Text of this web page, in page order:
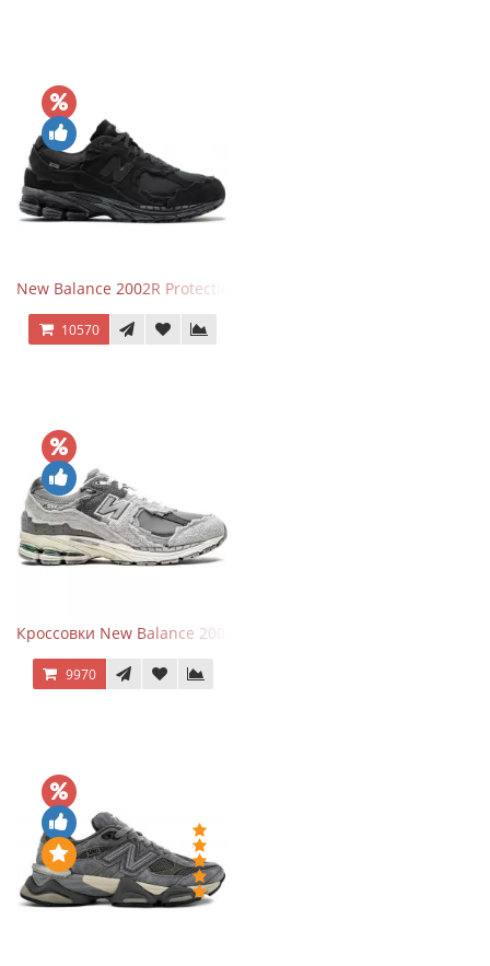
New Balance 2002R Protection Phantom Black
10570
Кроссовки New Balance 2002R Protection Pack Grey
9970